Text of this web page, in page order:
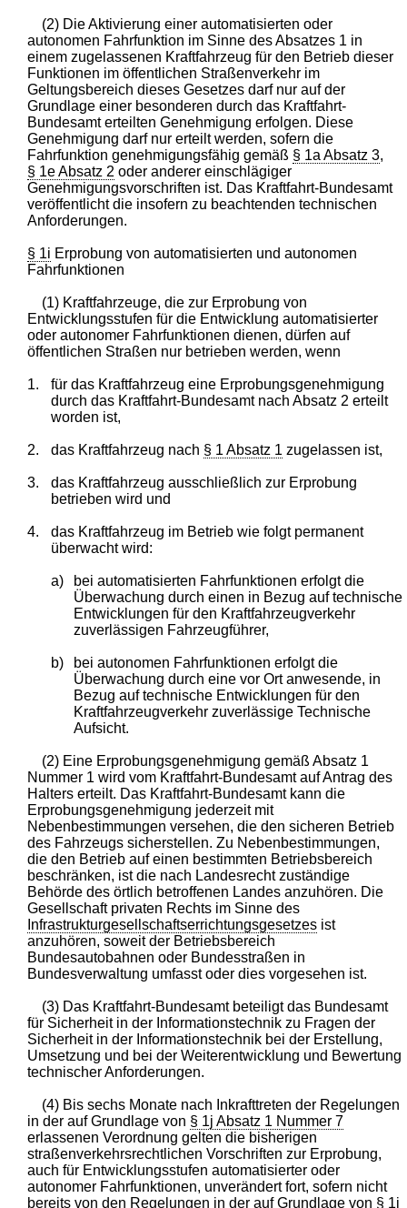
(2) Die Aktivierung einer automatisierten oder
autonomen Fahrfunktion im Sinne des Absatzes 1 in
einem zugelassenen Kraftfahrzeug für den Betrieb dieser
Funktionen im öffentlichen Straßenverkehr im
Geltungsbereich dieses Gesetzes darf nur auf der
Grundlage einer besonderen durch das Kraftfahrt-
Bundesamt erteilten Genehmigung erfolgen. Diese
Genehmigung darf nur erteilt werden, sofern die
Fahrfunktion genehmigungsfähig gemäß § 1a Absatz 3,
§ 1e Absatz 2 oder anderer einschlägiger
Genehmigungsvorschriften ist. Das Kraftfahrt-Bundesamt
veröffentlicht die insofern zu beachtenden technischen
Anforderungen.
§ 1i Erprobung von automatisierten und autonomen
Fahrfunktionen
(1) Kraftfahrzeuge, die zur Erprobung von
Entwicklungsstufen für die Entwicklung automatisierter
oder autonomer Fahrfunktionen dienen, dürfen auf
öffentlichen Straßen nur betrieben werden, wenn
1.
für das Kraftfahrzeug eine Erprobungsgenehmigung
durch das Kraftfahrt-Bundesamt nach Absatz 2 erteilt
worden ist,
2. das Kraftfahrzeug nach § 1 Absatz 1 zugelassen ist,
3.
das Kraftfahrzeug ausschließlich zur Erprobung
betrieben wird und
4.
das Kraftfahrzeug im Betrieb wie folgt permanent
überwacht wird:
a)
bei automatisierten Fahrfunktionen erfolgt die
Überwachung durch einen in Bezug auf technische
Entwicklungen für den Kraftfahrzeugverkehr
zuverlässigen Fahrzeugführer,
b)
bei autonomen Fahrfunktionen erfolgt die
Überwachung durch eine vor Ort anwesende, in
Bezug auf technische Entwicklungen für den
Kraftfahrzeugverkehr zuverlässige Technische
Aufsicht.
(2) Eine Erprobungsgenehmigung gemäß Absatz 1
Nummer 1 wird vom Kraftfahrt-Bundesamt auf Antrag des
Halters erteilt. Das Kraftfahrt-Bundesamt kann die
Erprobungsgenehmigung jederzeit mit
Nebenbestimmungen versehen, die den sicheren Betrieb
des Fahrzeugs sicherstellen. Zu Nebenbestimmungen,
die den Betrieb auf einen bestimmten Betriebsbereich
beschränken, ist die nach Landesrecht zuständige
Behörde des örtlich betroffenen Landes anzuhören. Die
Gesellschaft privaten Rechts im Sinne des
Infrastrukturgesellschaftserrichtungsgesetzes ist
anzuhören, soweit der Betriebsbereich
Bundesautobahnen oder Bundesstraßen in
Bundesverwaltung umfasst oder dies vorgesehen ist.
(3) Das Kraftfahrt-Bundesamt beteiligt das Bundesamt
für Sicherheit in der Informationstechnik zu Fragen der
Sicherheit in der Informationstechnik bei der Erstellung,
Umsetzung und bei der Weiterentwicklung und Bewertung
technischer Anforderungen.
(4) Bis sechs Monate nach Inkrafttreten der Regelungen
in der auf Grundlage von § 1j Absatz 1 Nummer 7
erlassenen Verordnung gelten die bisherigen
straßenverkehrsrechtlichen Vorschriften zur Erprobung,
auch für Entwicklungsstufen automatisierter oder
autonomer Fahrfunktionen, unverändert fort, sofern nicht
bereits von den Regelungen in der auf Grundlage von § 1j